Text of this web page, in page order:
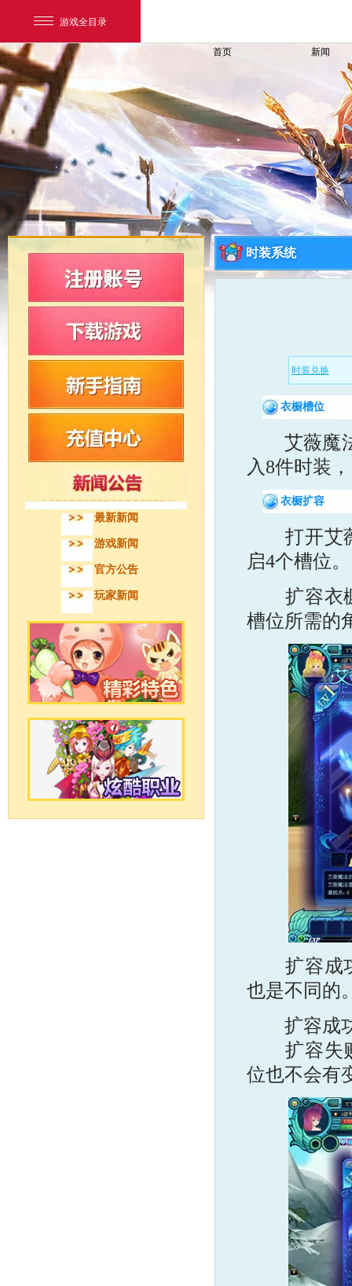
游戏全目录
网易游戏
游戏爱好者
我的足迹： 新飞飞
首页 新闻
最新新闻
游戏新闻
官方公告
玩家新闻
时装系统
时装兑换
衣橱槽位
艾薇魔法
入8件时装，
衣橱扩容
打开艾薇
启4个槽位。
扩容衣橱
槽位所需的
扩容成功
也是不同的
扩容成功
扩容失败
位也不会有